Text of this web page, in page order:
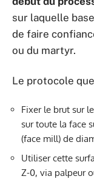
sur laquelle
de faire
ou du martyr.
Le protocole
Fixer le brut sur
sur toute la face
(face mill) de
Utiliser cette
Z-0, via palpeur